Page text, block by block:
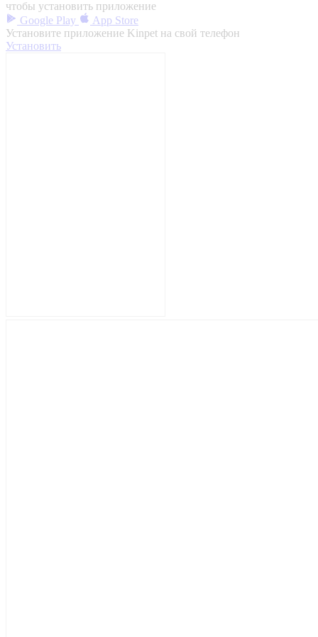
чтобы установить приложение
Google Play
App Store
Установите приложение Kinpet на свой телефон
Установить